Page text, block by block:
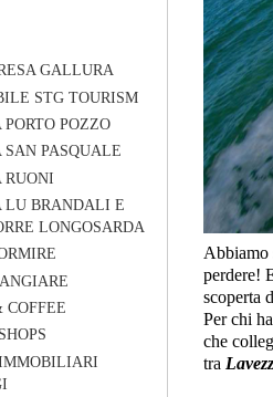
Abbiamo
perdere!
scoperta
Per chi
che
tra
GALLURA
STG TOURISM
POZZO
SAN PASQUALE
RUONI
LU BRANDALI E
LONGOSARDA